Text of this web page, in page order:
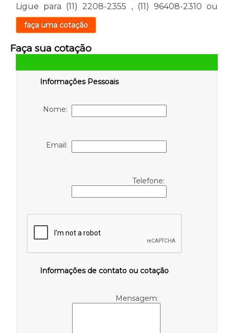
Ligue para (11) 2208-2355 , (11) 96408-2310 ou
faça uma cotação
Faça sua cotação
Informações Pessoais
Nome:
Email:
Telefone:
Informações de contato ou cotação
Mensagem: